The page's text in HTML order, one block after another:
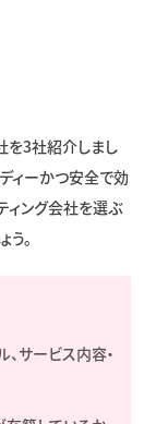
を3社紹介しまし
ィーかつ安全で効
ィング会社を選ぶ
。
サービス内容・